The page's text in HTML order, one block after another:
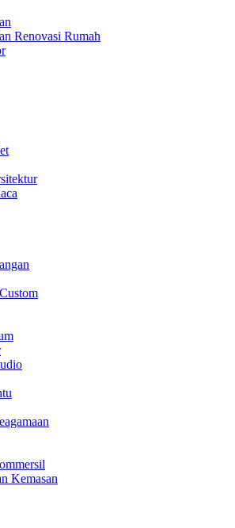
Renovasi Rumah
Kemasan